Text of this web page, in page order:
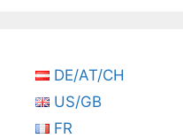
DE/AT/CH
US/GB
FR